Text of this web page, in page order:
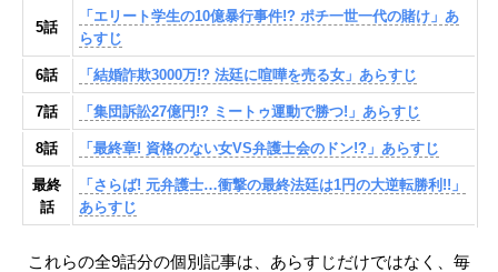
5話
「エリート学生の10億暴行事件!? ポチ一世一代の賭け」あ
らすじ
6話 「結婚詐欺3000万!? 法廷に喧嘩を売る女」あらすじ
7話 「集団訴訟27億円!? ミートゥ運動で勝つ!」あらすじ
8話 「最終章! 資格のない女VS弁護士会のドン!?」あらすじ
最終
話
「さらば! 元弁護士…衝撃の最終法廷は1円の大逆転勝利!!」
あらすじ
これらの全9話分の個別記事は、あらすじだけではなく、毎